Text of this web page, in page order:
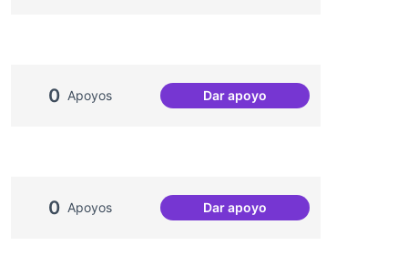
0 Apoyos Dar apoyoComissió de Festes
0 Apoyos Dar apoyoProjecte Memòries del